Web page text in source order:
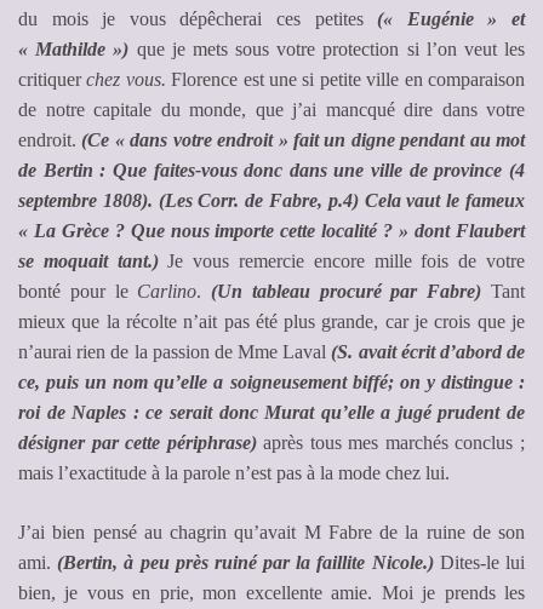
du mois je vous dépêcherai ces petites(« Eugénie » et
« Mathilde ») que je mets sous votre protection si l’on veut les
critiquerchez vous. Florence est une si petite ville en comparaison
de notre capitale du monde, que j’ai mancqué dire dans votre
endroit.(Ce « dans votre endroit » fait un digne pendant au mot
de Bertin : Que faites-vous donc dans une ville de province (4
septembre 1808). (Les Corr. de Fabre, p.4) Cela vaut le fameux
« La Grèce ? Que nous importe cette localité ? » dont Flaubert
se moquait tant.)Je vous remercie encore mille fois de votre
bonté pour le Carlino.(Un tableau procuré par Fabre) Tant
mieux que la récolte n’ait pas été plus grande, car je crois que je
n’aurai rien de la passion de Mme Laval(S. avait écrit d’abord de
ce, puis un nom qu’elle a soigneusement biffé; on y distingue :
roi de Naples : ce serait donc Murat qu’elle a jugé prudent de
désigner par cette périphrase)après tous mes marchés conclus ;
mais l’exactitude à la parole n’est pas à la mode chez lui.
J’ai bien pensé au chagrin qu’avait M Fabre de la ruine de son
ami.(Bertin, à peu près ruiné par la faillite Nicole.) Dites-le lui
bien, je vous en prie, mon excellente amie. Moi je prends les